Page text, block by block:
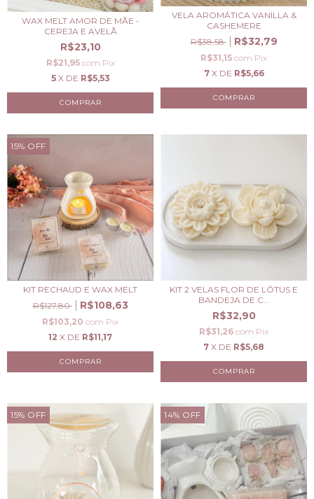
WAX MELT AMOR DE MÃE -
CEREJA E AVELÃ
R$23,10
R$21,95 com Pix
5 X DE R$5,53
VELA AROMÁTICA VANILLA &
CASHEMERE
R$38,58
R$32,79
R$31,15 com Pix
7 X DE R$5,66
COMPRAR
15% OFF
KIT RECHAUD E WAX MELT
R$127,80
R$108,63
R$103,20 com Pix
12 X DE R$11,17
COMPRAR
KIT 2 VELAS FLOR DE LÓTUS E
BANDEJA DE C...
R$32,90
R$31,26 com Pix
7 X DE R$5,68
COMPRAR
15% OFF 14% OFF